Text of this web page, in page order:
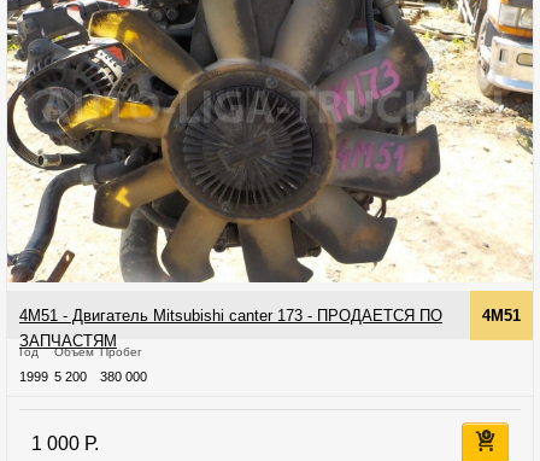
4M51
4M51 - Двигатель Mitsubishi canter 173 - ПРОДАЕТСЯ ПО
ЗАПЧАСТЯМ
Год
1999
Объём
5 200
Пробег
380 000
1 000 Р.